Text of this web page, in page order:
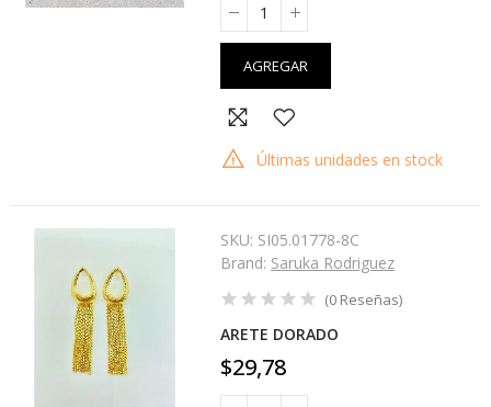
AGREGAR
Últimas unidades en stock
SKU: SI05.01778-8C
Brand: Saruka Rodriguez
(0 Reseñas)
ARETE DORADO
$29,78